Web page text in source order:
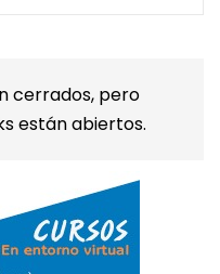
cerrados, pero
están abiertos.